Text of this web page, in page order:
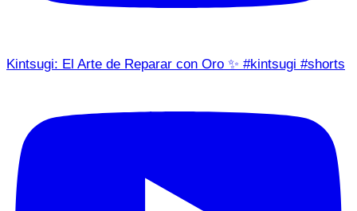
Kintsugi: El Arte de Reparar con Oro ✨ #kintsugi #shorts